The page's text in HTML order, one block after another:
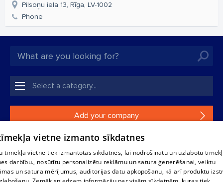
Pilsoņu iela 13, Rīga, LV-1002
Phone
Add your company
If your company is not in our database, please fill in a
Reproduction, or distribution of 1188 database, its parts or the
vietne izmanto sīkdatnes
tīmekļa vietnē tiek izmantotas sīkdatnes, lai nodrošinātu un uzlabotu
darbību., nosūtītu personalizētu reklāmu un satura ģenerēšanai, veiktu
un satura mērījumus, auditorijas datu apkopošanu, kā arī produktu